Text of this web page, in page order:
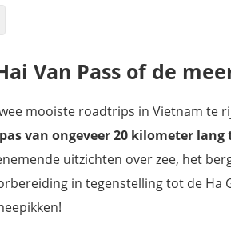
een van de vele rijstvelden
markten van de Mekong Delta
maken
in Mui Ne
Van Pass of de
mooiste roadtrips in Vietnam te
van ongeveer 20 kilometer
uitzichten over zee, het
in tegenstelling tot de Ha